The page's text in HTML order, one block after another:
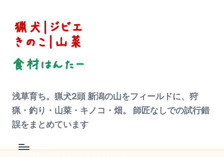
content
狩
猟
|
ジ
ビ
エ
理
食
浅草育ち。猟犬2頭 新潟の山をフィールドに、狩
猟・釣り・山菜・キノコ・畑。 師匠なしでの試行錯
誤をまとめています